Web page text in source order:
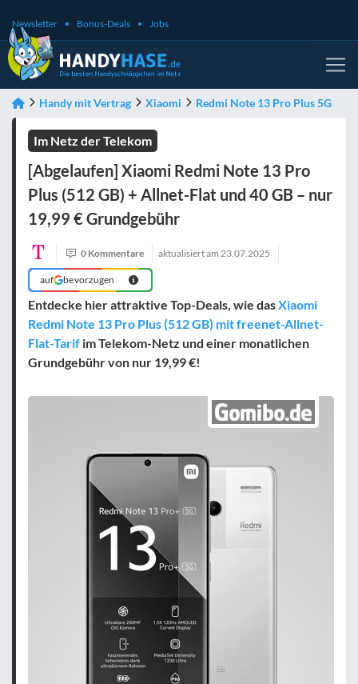
Newsletter Bonus-Deals Jobs
Handy mit Vertrag Xiaomi Redmi Note 13 Pro Plus 5G
Im Netz der Telekom
[Abgelaufen] Xiaomi Redmi Note 13 Pro
Plus (512 GB) + Allnet-Flat und 40 GB – nur
19,99 € Grundgebühr
0 Kommentare aktualisiert am23.07.2025
auf bevorzugen
Entdecke hier attraktive Top-Deals, wie dasXiaomi
Redmi Note 13 Pro Plus (512 GB) mit freenet-Allnet-
Flat-Tarif im Telekom-Netz und einer monatlichen
Grundgebühr von nur 19,99 €!